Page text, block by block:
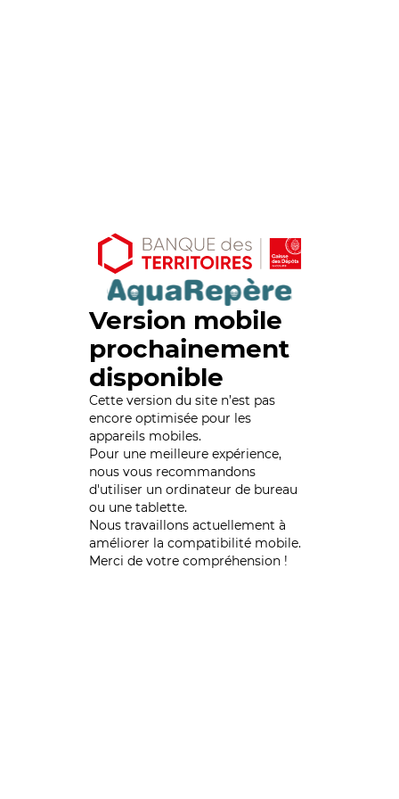
Version mobile
prochainement
disponible
Cette version du site n’est pas
encore optimisée pour les
appareils mobiles.
Pour une meilleure expérience,
nous vous recommandons
d'utiliser un ordinateur de bureau
ou une tablette.
Nous travaillons actuellement à
améliorer la compatibilité mobile.
Merci de votre compréhension !